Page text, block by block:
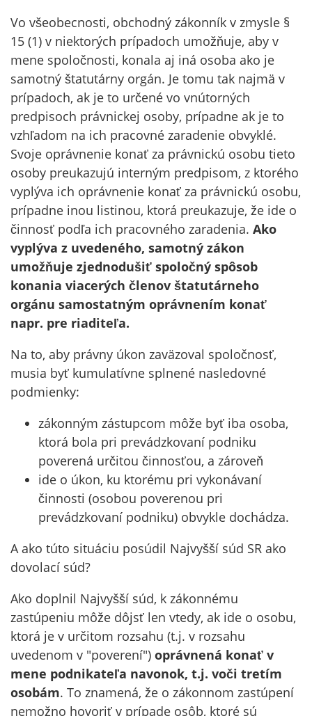
Vo všeobecnosti, obchodný zákonník v zmysle §
15 (1) v niektorých prípadoch umožňuje, aby v
mene spoločnosti, konala aj iná osoba ako je
samotný štatutárny orgán. Je tomu tak najmä v
prípadoch, ak je to určené vo vnútorných
predpisoch právnickej osoby, prípadne ak je to
vzhľadom na ich pracovné zaradenie obvyklé.
Svoje oprávnenie konať za právnickú osobu tieto
osoby preukazujú interným predpisom, z ktorého
vyplýva ich oprávnenie konať za právnickú osobu,
prípadne inou listinou, ktorá preukazuje, že ide o
činnosť podľa ich pracovného zaradenia. Ako
vyplýva z uvedeného, samotný zákon
umožňuje zjednodušiť spoločný spôsob
konania viacerých členov štatutárneho
orgánu samostatným oprávnením konať
napr. pre riaditeľa.
Na to, aby právny úkon zaväzoval spoločnosť,
musia byť kumulatívne splnené nasledovné
podmienky:
zákonným zástupcom môže byť iba osoba,
ktorá bola pri prevádzkovaní podniku
poverená určitou činnosťou, a zároveň
ide o úkon, ku ktorému pri vykonávaní
činnosti (osobou poverenou pri
prevádzkovaní podniku) obvykle dochádza.
A ako túto situáciu posúdil Najvyšší súd SR ako
dovolací súd?
Ako doplnil Najvyšší súd, k zákonnému
zastúpeniu môže dôjsť len vtedy, ak ide o osobu,
ktorá je v určitom rozsahu (t.j. v rozsahu
uvedenom v "poverení") oprávnená konať v
mene podnikateľa navonok, t.j. voči tretím
osobám. To znamená, že o zákonnom zastúpení
nemožno hovoriť v prípade osôb, ktoré sú